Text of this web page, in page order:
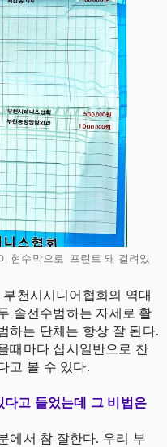
현수막으로 프린트 돼 걸려있
천시시니어협회의 역대
솔선수범하는 자세로 활
하는 단체는 항상 잘 된다.
때마다 십시일반으로 찬
고 볼 수 있다.
고 들었는데 그 비법은
에서 참 잘한다. 우리 부